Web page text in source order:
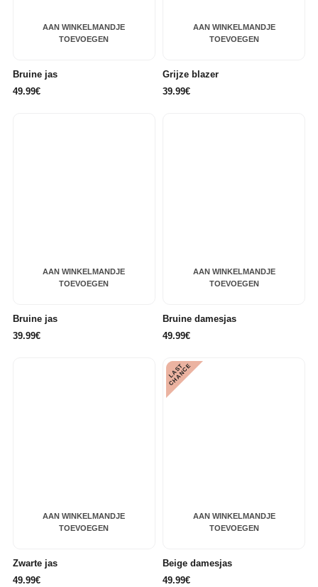
AAN WINKELMANDJE
TOEVOEGEN
Bruine jas
49.99€
AAN WINKELMANDJE
TOEVOEGEN
Grijze blazer
39.99€
AAN WINKELMANDJE
TOEVOEGEN
Bruine jas
39.99€
AAN WINKELMANDJE
TOEVOEGEN
Bruine damesjas
49.99€
AAN WINKELMANDJE
TOEVOEGEN
Zwarte jas
49.99€
AAN WINKELMANDJE
TOEVOEGEN
L
A
S
T
C
H
A
N
C
E
Beige damesjas
49.99€